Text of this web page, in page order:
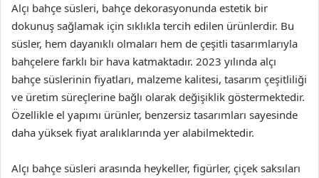
Alçı bahçe süsleri, bahçe dekorasyonunda estetik bir
dokunuş sağlamak için sıklıkla tercih edilen ürünlerdir. Bu
süsler, hem dayanıklı olmaları hem de çeşitli tasarımlarıyla
bahçelere farklı bir hava katmaktadır. 2023 yılında alçı
bahçe süslerinin fiyatları, malzeme kalitesi, tasarım çeşitliliği
ve üretim süreçlerine bağlı olarak değişiklik göstermektedir.
Özellikle el yapımı ürünler, benzersiz tasarımları sayesinde
daha yüksek fiyat aralıklarında yer alabilmektedir.
Alçı bahçe süsleri arasında heykeller, figürler, çiçek saksıları